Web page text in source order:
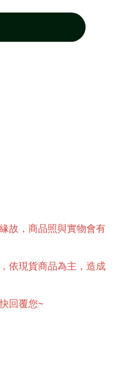
故，商品照與實物會有
依現貨商品為主，造成
回覆您~